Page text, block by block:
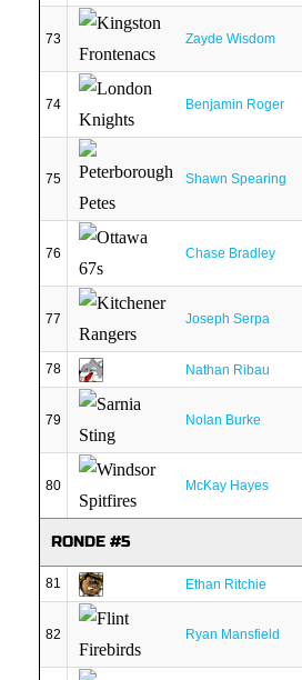
73 Zayde Wisdom
74 Benjamin Roger
75 Shawn Spearing
76 Chase Bradley
77 Joseph Serpa
78 Nathan Ribau
79 Nolan Burke
80 McKay Hayes
RONDE #5
81 Ethan Ritchie
82 Ryan Mansfield